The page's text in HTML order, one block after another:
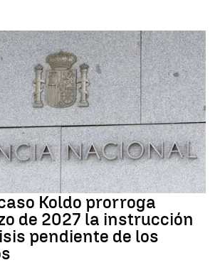
Koldo prorroga
de 2027 la instrucción
pendiente de los